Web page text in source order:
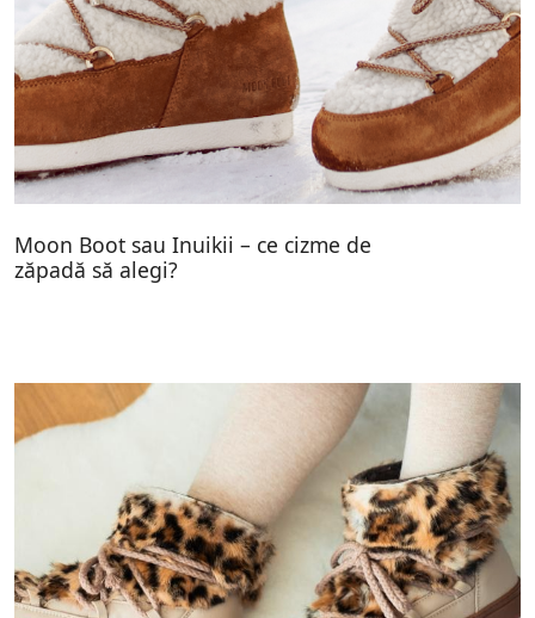
Moon Boot sau Inuikii – ce cizme de
zăpadă să alegi?